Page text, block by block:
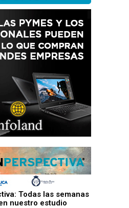
Todas las semanas
nuestro estudio